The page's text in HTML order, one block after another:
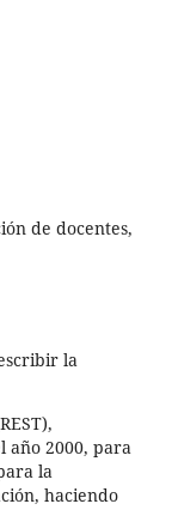
de docentes,
la
año 2000, para
la
haciendo